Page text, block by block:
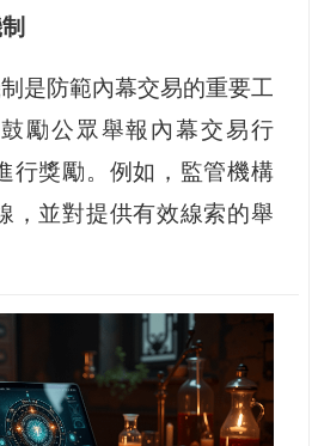
是防範內幕交易的重要工
勵公眾舉報內幕交易行
行獎勵。例如，監管機構
，並對提供有效線索的舉